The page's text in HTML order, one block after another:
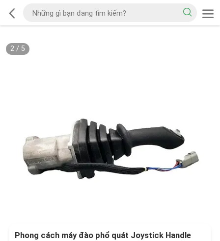
2/ 5
Phong cách máy đào phổ quát Joystick Handle